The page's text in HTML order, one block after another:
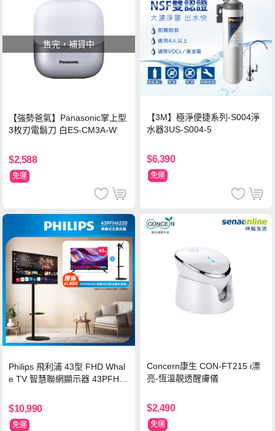
售完，補貨中
【強勢爸氣】Panasonic掌上型
3枚刃電鬍刀 白ES-CM3A-W
$2,588
免運
【3M】極淨便捷系列-S004淨
水器3US-S004-5
$6,390
免運
Philips 飛利浦 43型 FHD Whal
e TV 智慧聯網顯示器 43PFH6
$10,990
免運
Concern康生 CON-FT215 i漂
亮-恆溫靚透醒膚儀
$2,490
免運